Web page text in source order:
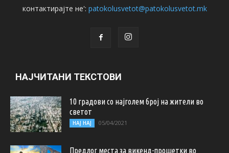
контактирајте не': patokolusvetot@patokolusvetot.mk
НАЈЧИТАНИ ТЕКСТОВИ
10 градови со најголем број на жители во
светот
НАЈ НАЈ 05/04/2021
Предлог места за викенд-прошетки во